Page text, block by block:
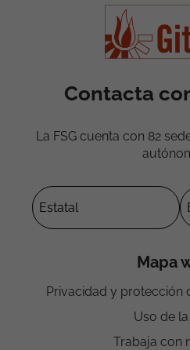
Contacta
La FSG cuenta con 82
Mapa
Privacidad y protección
Uso de
Trabaja con